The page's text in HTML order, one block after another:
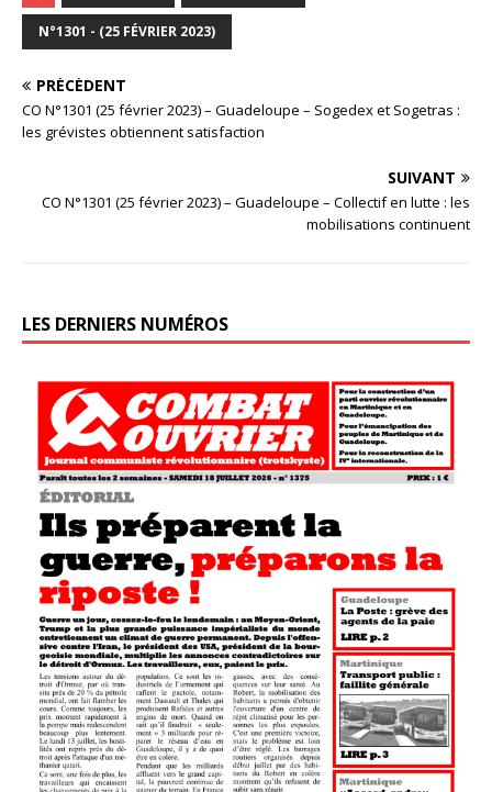
N°1301 - (25 FÉVRIER 2023)
PRÉCÉDENT
CO N°1301 (25 février 2023) – Guadeloupe – Sogedex et Sogetras :
les grévistes obtiennent satisfaction
SUIVANT
CO N°1301 (25 février 2023) – Guadeloupe – Collectif en lutte : les
mobilisations continuent
LES DERNIERS NUMÉROS